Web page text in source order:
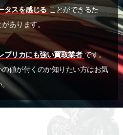
タスを感じる ことができるた
あります。
プリカにも強い買取業者 です。
値が付くのか知りたい方はお気